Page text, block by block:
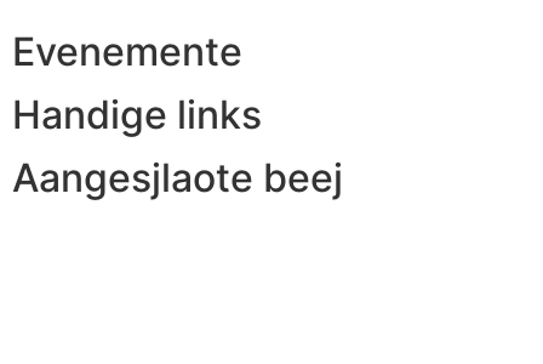
Evenemente
Handige links
Aangesjlaote beej